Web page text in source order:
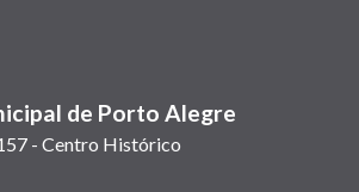
de Porto Alegre
- Centro Histórico